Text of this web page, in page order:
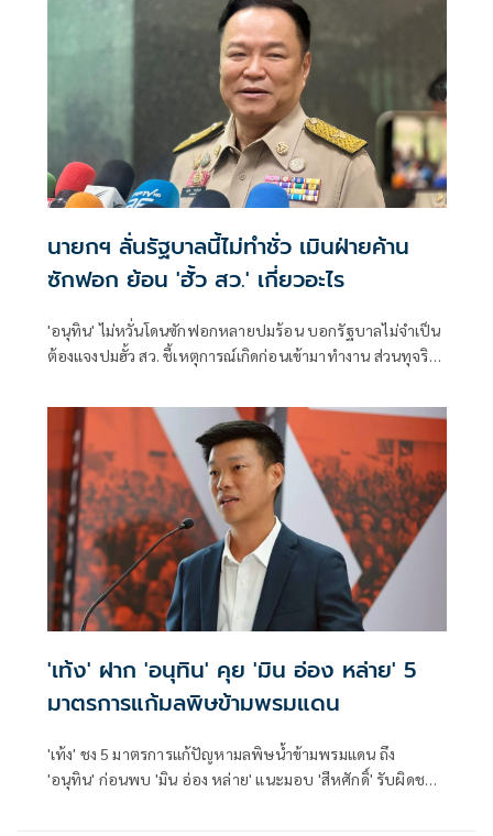
นายกฯ ลั่นรัฐบาลนี้ไม่ทำชั่ว เมินฝ่ายค้าน
ซักฟอก ย้อน 'ฮั้ว สว.' เกี่ยวอะไร
'อนุทิน' ไม่หวั่นโดนซักฟอกหลายปมร้อน บอกรัฐบาลไม่จำเป็น
ต้องแจงปมฮั้ว สว. ชี้เหตุการณ์เกิดก่อนเข้ามาทำงาน ส่วนทุจริต
'เท้ง' ฝาก 'อนุทิน' คุย 'มิน อ่อง หล่าย' 5
มาตรการแก้มลพิษข้ามพรมแดน
'เท้ง' ชง 5 มาตรการแก้ปัญหามลพิษน้ำข้ามพรมแดน ถึง
'อนุทิน' ก่อนพบ 'มิน อ่อง หล่าย' แนะมอบ 'สีหศักดิ์' รับผิดชอบ